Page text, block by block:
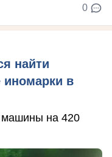
0
найти
иномарки в
машины на 420